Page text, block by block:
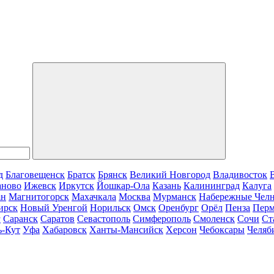
Благовещенск Братск Брянск Великий Новгород Владивосток
Ижевск Иркутск Йошкар-Ола Казань Калининград Калуга
Магнитогорск Махачкала Москва Мурманск Набережные
Новый Уренгой Норильск Омск Оренбург Орёл Пенза
Саранск Саратов Севастополь Симферополь Смоленск Сочи
Кут Уфа Хабаровск Ханты-Мансийск Херсон Чебоксары